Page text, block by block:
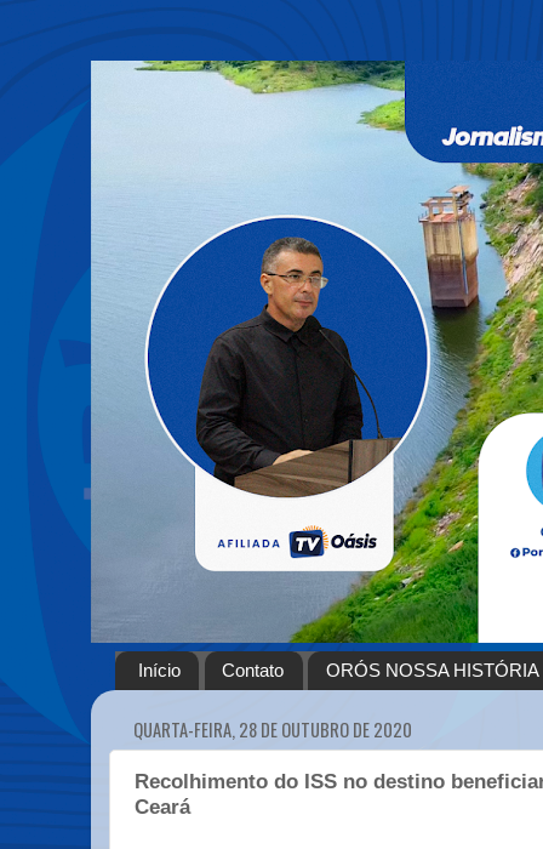
Início Contato ORÓS NOSSA HISTÓRIA
QUARTA-FEIRA, 28 DE OUTUBRO DE 2020
Recolhimento do ISS no destino
Ceará